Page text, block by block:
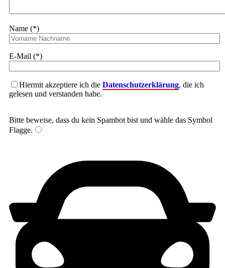
Name (*)
E-Mail (*)
Hiermit akzeptiere ich die Datenschutzerklärung, die ich
gelesen und verstanden habe.
Bitte beweise, dass du kein Spambot bist und wähle das Symbol
Flagge.